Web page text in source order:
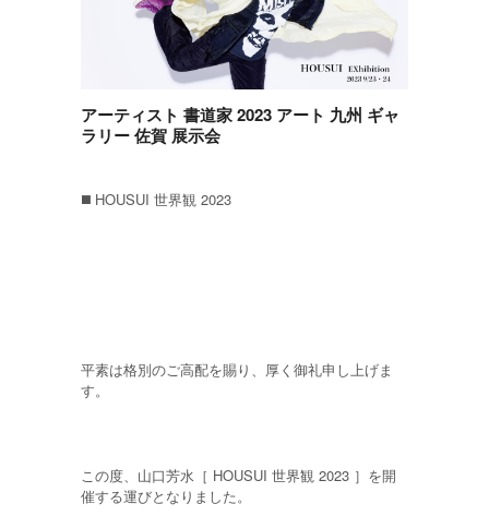
アーティスト 書道家 2023 アート 九州 ギャ
ラリー 佐賀 展示会
◼️ HOUSUI 世界観 2023
平素は格別のご高配を賜り、厚く御礼申し上げま
す。
この度、山口芳水［ HOUSUI 世界観 2023 ］を開
催する運びとなりました。